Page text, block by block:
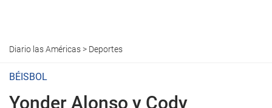
Diario las Américas> Deportes
BÉISBOL
Yonder Alonso y Cody